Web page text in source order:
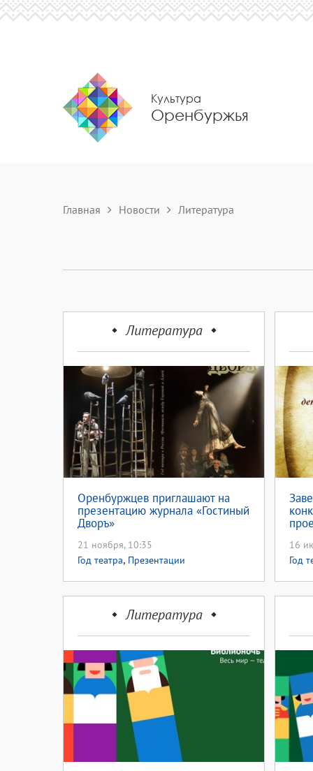
Культура
Оренбуржья
Главная Новости Литература
Литература
Оренбуржцев приглашают на
презентацию журнала «Гостиный
Дворъ»
21 ноября, 10:35
Год театра, Презентации
16
Год
Литература